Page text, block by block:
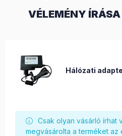
VÉLEMÉNY
Hálózati
Csak olyan vásárló írhat
megvásárolta a terméket az